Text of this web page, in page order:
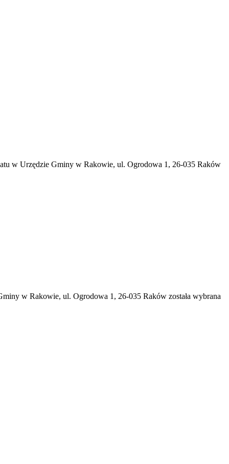
w Urzędzie Gminy w Rakowie, ul. Ogrodowa 1, 26-035 Raków
w Rakowie, ul. Ogrodowa 1, 26-035 Raków została wybrana